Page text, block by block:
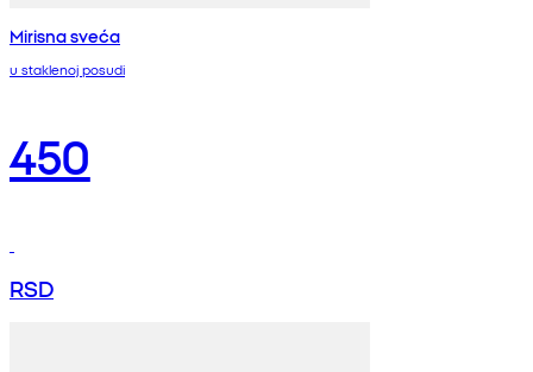
Mirisna sveća
u staklenoj posudi
450
RSD